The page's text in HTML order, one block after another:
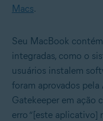
Macs.
Seu MacBook
integradas, como o
usuários instalem
foram aprovados
Gatekeeper em ação
erro “[este aplicativo]